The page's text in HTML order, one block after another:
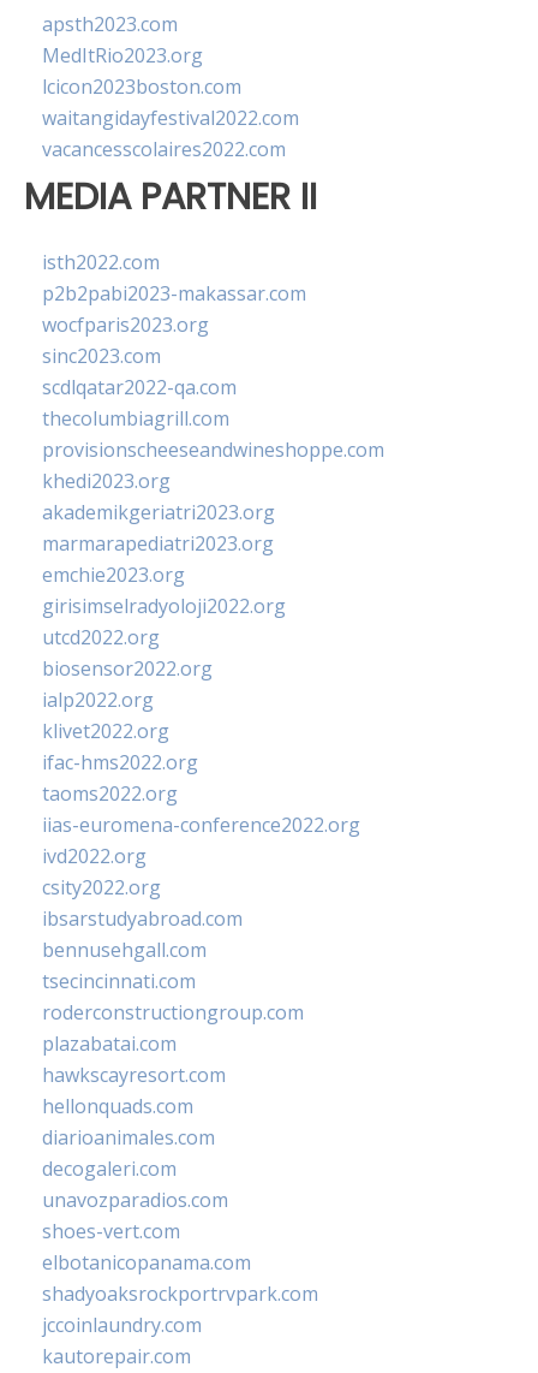
apsth2023.com
MedItRio2023.org
lcicon2023boston.com
waitangidayfestival2022.com
vacancesscolaires2022.com
MEDIA PARTNER II
isth2022.com
p2b2pabi2023-makassar.com
wocfparis2023.org
sinc2023.com
scdlqatar2022-qa.com
thecolumbiagrill.com
provisionscheeseandwineshoppe.com
khedi2023.org
akademikgeriatri2023.org
marmarapediatri2023.org
emchie2023.org
girisimselradyoloji2022.org
utcd2022.org
biosensor2022.org
ialp2022.org
klivet2022.org
ifac-hms2022.org
taoms2022.org
iias-euromena-conference2022.org
ivd2022.org
csity2022.org
ibsarstudyabroad.com
bennusehgall.com
tsecincinnati.com
roderconstructiongroup.com
plazabatai.com
hawkscayresort.com
hellonquads.com
diarioanimales.com
decogaleri.com
unavozparadios.com
shoes-vert.com
elbotanicopanama.com
shadyoaksrockportrvpark.com
jccoinlaundry.com
kautorepair.com